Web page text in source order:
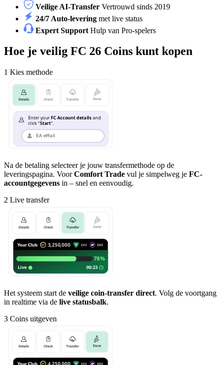
Veilige AI-Transfer Vertrouwd sinds 2019
24/7 Auto-levering met live status
Expert Support Hulp van Pro-spelers
Hoe je veilig FC 26 Coins kunt kopen
1 Kies methode
Na de betaling selecteer je jouw transfermethode op de
leveringspagina. VoorComfort Trade vul je simpelweg je FC-
accountgegevens in – snel en eenvoudig.
2 Live transfer
Het systeem start de veilige coin-transfer direct. Volg de voortgang
in realtime via de live statusbalk.
3 Coins uitgeven